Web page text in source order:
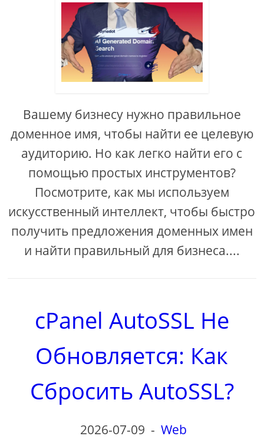
Вашему бизнесу нужно правильное
доменное имя, чтобы найти ее целевую
аудиторию. Но как легко найти его с
помощью простых инструментов?
Посмотрите, как мы используем
искусственный интеллект, чтобы быстро
получить предложения доменных имен
и найти правильный для бизнеса....
cPanel AutoSSL Не
Обновляется: Как
Сбросить AutoSSL?
2026-07-09 - Web